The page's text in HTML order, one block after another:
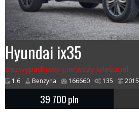
Hyundai ix35
Bezwypadkowy pierwszy właściciel
1.6 Benzyna 166660 135 2015
39 700pln